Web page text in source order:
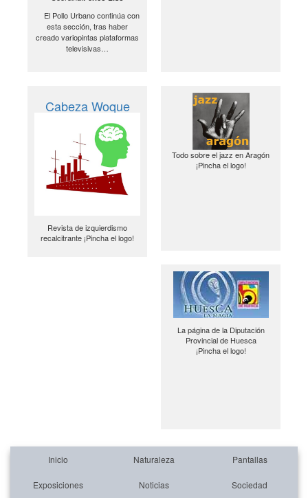
El Pollo Urbano continúa con
esta sección, tras haber
creado variopintas plataformas
televisivas…
Cabeza Woque
Revista de izquierdismo
recalcitrante ¡Pincha el logo!
Todo sobre el jazz en Aragón
¡Pincha el logo!
La página de la Diputación
Provincial de Huesca
¡Pincha el logo!
Inicio Naturaleza Pantallas
Exposiciones Noticias Sociedad